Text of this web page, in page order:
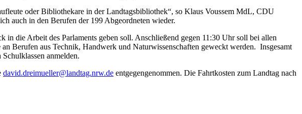
oder Bibliothekare in der Landtagsbibliothek“, so Klaus Voussem MdL, CDU
auch in den Berufen der 199 Abgeordneten wieder.
die Arbeit des Parlaments geben soll. Anschließend gegen 11:30 Uhr soll bei allen
Berufen aus Technik, Handwerk und Naturwissenschaften geweckt werden. Insgesamt
anmelden.
david.dreimueller@landtag.nrw.de entgegengenommen. Die Fahrtkosten zum Landtag nach